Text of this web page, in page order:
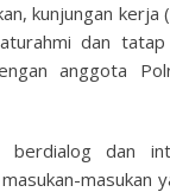
kunjungan kerja
dan
anggota
berdialog dan
masukan